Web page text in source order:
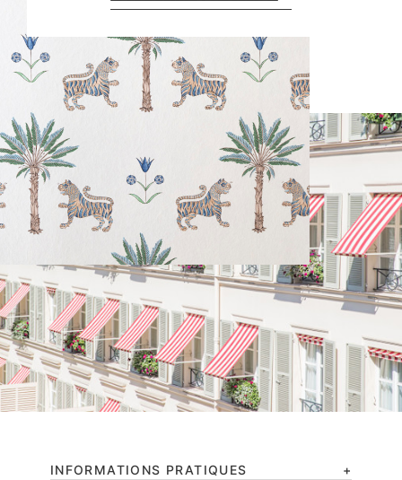
INFORMATIONS PRATIQUES